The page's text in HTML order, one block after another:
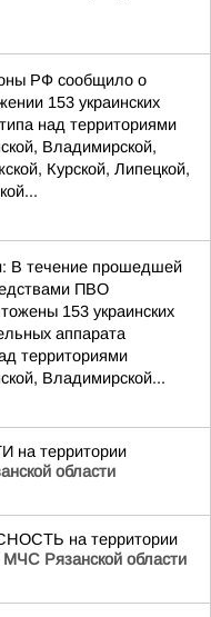
РФ сообщило о
153 украинских
над территориями
Владимирской,
Курской, Липецкой,
В течение прошедшей
ПВО
153 украинских
аппарата
территориями
Владимирской...
территории
области
на территории
МЧС Рязанской области